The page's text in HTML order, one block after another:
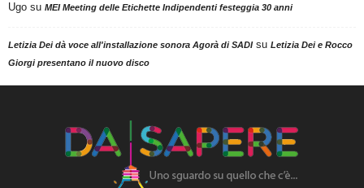
Ugo su MEI Meeting delle Etichette Indipendenti festeggia 30 anni
Letizia Dei dà voce all'installazione sonora Agorà di SADIsu Letizia Dei e Rocco
Giorgi presentano il nuovo disco